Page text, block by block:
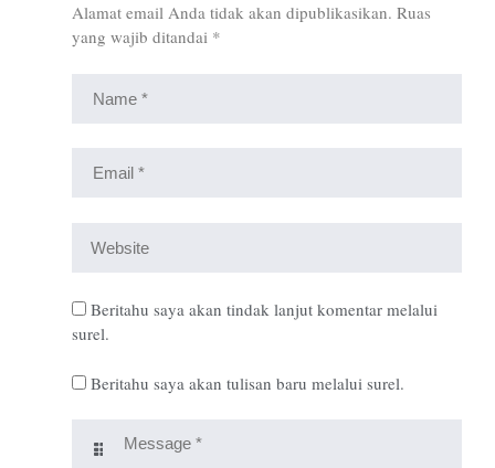
Alamat email Anda tidak akan dipublikasikan. Ruas
yang wajib ditandai *
Beritahu saya akan tindak lanjut komentar melalui
surel.
Beritahu saya akan tulisan baru melalui surel.